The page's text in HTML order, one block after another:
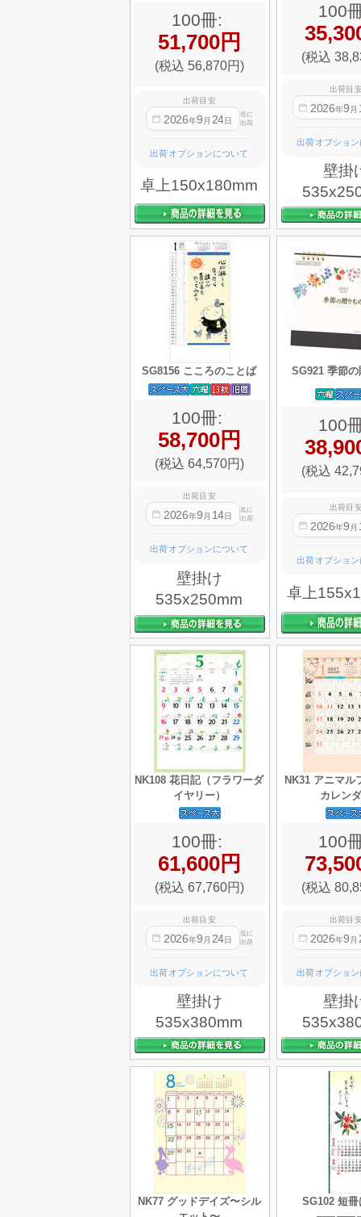
100冊:
51,700円
(税込 56,870円)
出荷目安
2026年9 月 24日
迄に
出荷
出荷オプションについて
卓上150x180mm
100
(税込
出荷目
2026年9 月
出荷オプショ
壁掛
SG8156 こころのことば
100冊:
58,700円
(税込 64,570円)
出荷目安
2026年9 月 14日
迄に
出荷
出荷オプションについて
壁掛け
535x250mm
SG921 季節
100
(税込
出荷目
2026年9 月
出荷オプショ
卓上
NK108 花日記（フラワーダ
イヤリー）
100冊:
61,600円
(税込 67,760円)
出荷目安
2026年9 月 24日
迄に
出荷
出荷オプションについて
壁掛け
535x380mm
NK31 アニマル
カレン
100
(税込
出荷目
2026年9 月
出荷オプショ
壁掛
NK77 グッドデイズ〜シル
SG102 短